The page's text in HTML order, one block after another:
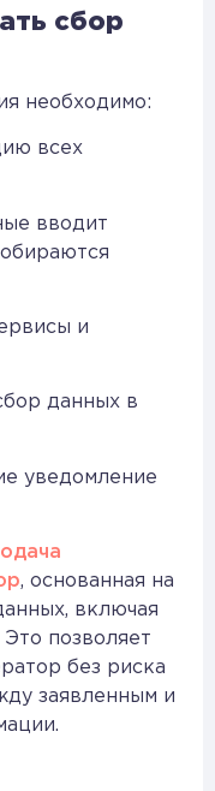
сбор
необходимо:
всех
вводит
и
данных в
уведомление
, основанная на
включая
позволяет
без риска
заявленным и